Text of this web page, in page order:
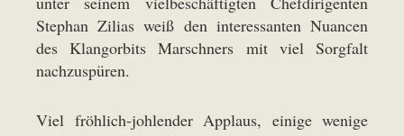
Stephan Zilias weiß den interessanten Nuancen
des Klangorbits Marschners mit viel Sorgfalt
nachzuspüren.
Viel fröhlich-johlender Applaus, einige wenige